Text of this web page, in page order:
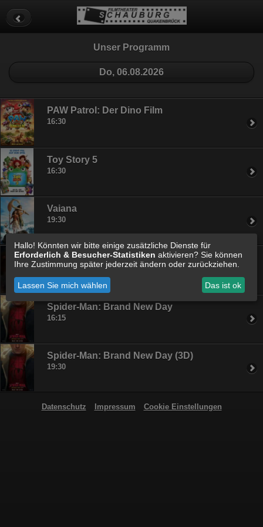
Unser Programm
Do, 06.08.2026
PAW Patrol: Der Dino Film
16:30
Toy Story 5
16:30
Vaiana
19:30
Die Odyssee
19:15
Spider-Man: Brand New Day
16:15
Spider-Man: Brand New Day (3D)
19:30
Datenschutz Impressum Cookie Einstellungen
Datenschutz Impressum Cookie Einstellungen
Hallo! Könnten wir bitte einige zusätzliche Dienste für
Erforderlich & Besucher-Statistiken aktivieren? Sie können
Ihre Zustimmung später jederzeit ändern oder zurückziehen.
Lassen Sie mich wählen Das ist ok